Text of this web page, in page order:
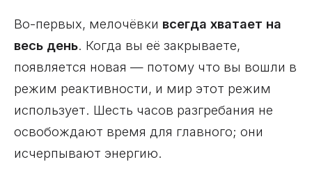
Во-первых, мелочёвки всегда хватает на
весь день. Когда вы её закрываете,
появляется новая — потому что вы вошли в
режим реактивности, и мир этот режим
использует. Шесть часов разгребания не
освобождают время для главного; они
исчерпывают энергию.